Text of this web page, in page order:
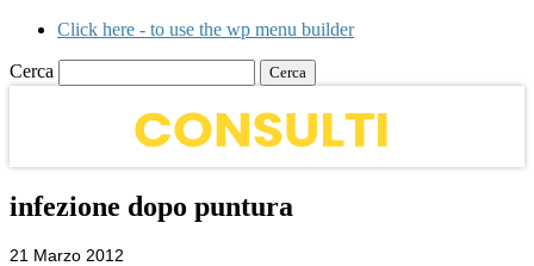
Click here - to use the wp menu builder
Cerca
infezione dopo puntura
21 Marzo 2012